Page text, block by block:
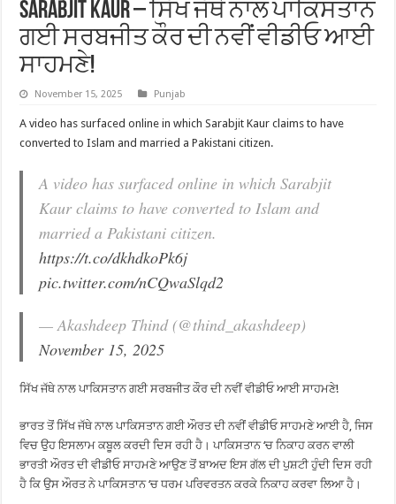
Sarabjit Kaur – ਸਿੱਖ ਜੱਥੇ ਨਾਲ ਪਾਕਿਸਤਾਨ
ਗਈ ਸਰਬਜੀਤ ਕੌਰ ਦੀ ਨਵੀਂ ਵੀਡੀਓ ਆਈ
ਸਾਹਮਣੇ!
November 15, 2025 Punjab
A video has surfaced online in which Sarabjit Kaur claims to have
converted to Islam and married a Pakistani citizen.
A video has surfaced online in which Sarabjit
Kaur claims to have converted to Islam and
married a Pakistani citizen.
https://t.co/dkhdkoPk6j
pic.twitter.com/nCQwaSlqd2
— Akashdeep Thind (@thind_akashdeep)
November 15, 2025
ਸਿੱਖ ਜੱਥੇ ਨਾਲ ਪਾਕਿਸਤਾਨ ਗਈ ਸਰਬਜੀਤ ਕੌਰ ਦੀ ਨਵੀਂ ਵੀਡੀਓ ਆਈ ਸਾਹਮਣੇ!
ਭਾਰਤ ਤੋਂ ਸਿੱਖ ਜੱਥੇ ਨਾਲ ਪਾਕਿਸਤਾਨ ਗਈ ਔਰਤ ਦੀ ਨਵੀਂ ਵੀਡੀਓ ਸਾਹਮਣੇ ਆਈ ਹੈ, ਜਿਸ
ਵਿਚ ਉਹ ਇਸਲਾਮ ਕਬੂਲ ਕਰਦੀ ਦਿਸ ਰਹੀ ਹੈ। ਪਾਕਿਸਤਾਨ ‘ਚ ਨਿਕਾਹ ਕਰਨ ਵਾਲੀ
ਭਾਰਤੀ ਔਰਤ ਦੀ ਵੀਡੀਓ ਸਾਹਮਣੇ ਆਉਣ ਤੋਂ ਬਾਅਦ ਇਸ ਗੱਲ ਦੀ ਪੁਸ਼ਟੀ ਹੁੰਦੀ ਦਿਸ ਰਹੀ
ਹੈ ਕਿ ਉਸ ਔਰਤ ਨੇ ਪਾਕਿਸਤਾਨ ‘ਚ ਧਰਮ ਪਰਿਵਰਤਨ ਕਰਕੇ ਨਿਕਾਹ ਕਰਵਾ ਲਿਆ ਹੈ।